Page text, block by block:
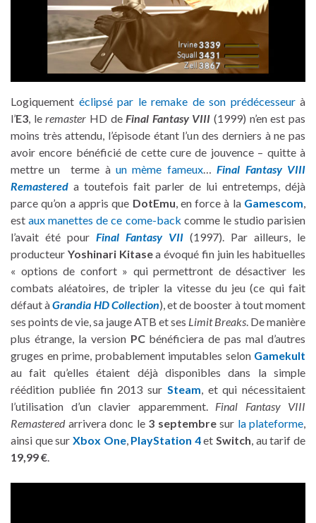
Logiquement éclipsé par le remake de son prédécesseurà
l’E3, leremaster HD deFinal Fantasy VIII (1999) n’en est pas
moins très attendu, l’épisode étant l’un des derniers à ne pas
avoir encore bénéficié de cette cure de jouvence – quitte à
mettre un terme à un mème fameux…Final Fantasy VIII
Remastered a toutefois fait parler de lui entretemps, déjà
parce qu’on a appris que DotEmu, en force à la Gamescom,
estaux manettes de ce come-back comme le studio parisien
l’avait été pour Final Fantasy VII (1997). Par ailleurs, le
producteur Yoshinari Kitasea évoqué fin juin les habituelles
« options de confort » qui permettront de désactiver les
combats aléatoires, de tripler la vitesse du jeu (ce qui fait
défaut àGrandia HD Collection), et de booster à tout moment
ses points de vie, sa jauge ATB et ses Limit Breaks. De manière
plus étrange, la version PCbénéficiera de pas mal d’autres
gruges en prime, probablement imputables selon Gamekult
au fait qu’elles étaient déjà disponibles dans la simple
réédition publiée fin 2013 sur Steam, et qui nécessitaient
l’utilisation d’un clavier apparemment. Final Fantasy VIII
Remasteredarrivera donc le 3 septembresur la plateforme,
ainsi que sur Xbox One, PlayStation 4etSwitch, au tarif de
19,99 €.